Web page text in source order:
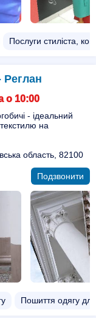
Послуги стиліста,
Реглан
о 10:00
- ідеальний
на
область, 82100
Подзвонити
Пошиття одягу